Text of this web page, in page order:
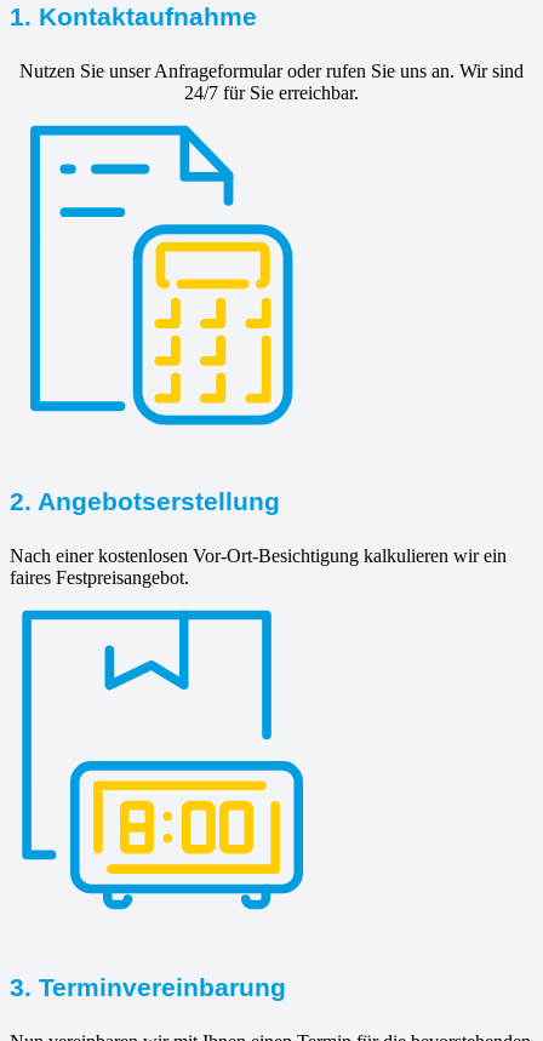
1. Kontaktaufnahme
Nutzen Sie unser Anfrageformular oder rufen Sie uns an. Wir sind
24/7 für Sie erreichbar.
2. Angebotserstellung
Nach einer kostenlosen Vor-Ort-Besichtigung kalkulieren wir ein
faires Festpreisangebot.
3. Terminvereinbarung